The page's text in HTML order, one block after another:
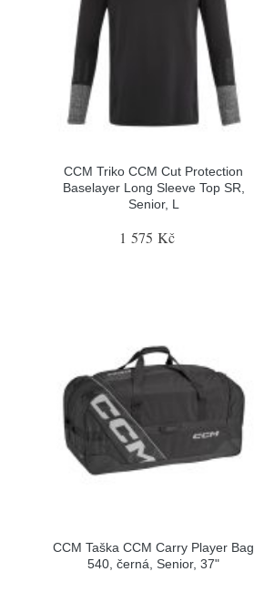
CCM Triko CCM Cut Protection
Baselayer Long Sleeve Top SR,
Senior, L
1 575 Kč
CCM Taška CCM Carry Player Bag
540, černá, Senior, 37"